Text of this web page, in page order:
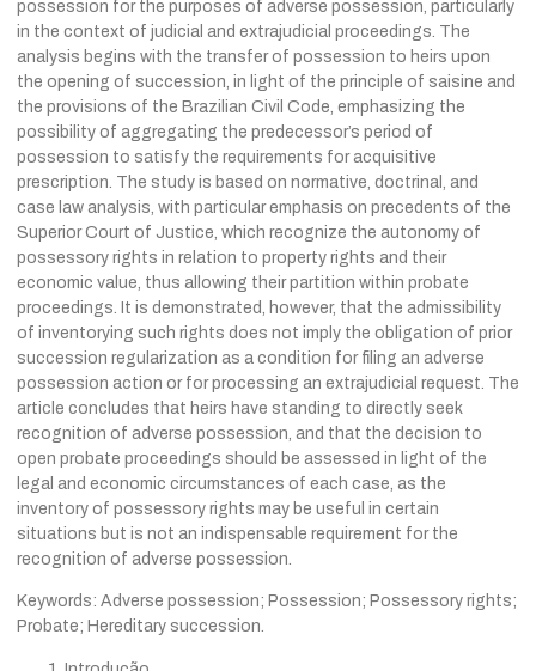
possession for the purposes of adverse possession, particularly
in the context of judicial and extrajudicial proceedings. The
analysis begins with the transfer of possession to heirs upon
the opening of succession, in light of the principle of saisine and
the provisions of the Brazilian Civil Code, emphasizing the
possibility of aggregating the predecessor’s period of
possession to satisfy the requirements for acquisitive
prescription. The study is based on normative, doctrinal, and
case law analysis, with particular emphasis on precedents of the
Superior Court of Justice, which recognize the autonomy of
possessory rights in relation to property rights and their
economic value, thus allowing their partition within probate
proceedings. It is demonstrated, however, that the admissibility
of inventorying such rights does not imply the obligation of prior
succession regularization as a condition for filing an adverse
possession action or for processing an extrajudicial request. The
article concludes that heirs have standing to directly seek
recognition of adverse possession, and that the decision to
open probate proceedings should be assessed in light of the
legal and economic circumstances of each case, as the
inventory of possessory rights may be useful in certain
situations but is not an indispensable requirement for the
recognition of adverse possession.
Keywords: Adverse possession; Possession; Possessory rights;
Probate; Hereditary succession.